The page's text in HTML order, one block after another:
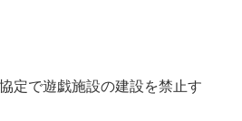
定で遊戯施設の建設を禁止す